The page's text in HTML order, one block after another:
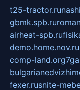
t25-tractor.ru
gbmk.spb.ru
airheat-spb.ru
demo.home.nov.ru
comp-land.org
fexer.rusnite-